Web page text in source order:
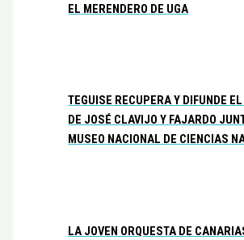
EL MERENDERO DE UGA
TEGUISE RECUPERA Y DIFUNDE
DE JOSÉ CLAVIJO Y FAJARDO
MUSEO NACIONAL DE CIENCIAS
LA JOVEN ORQUESTA DE